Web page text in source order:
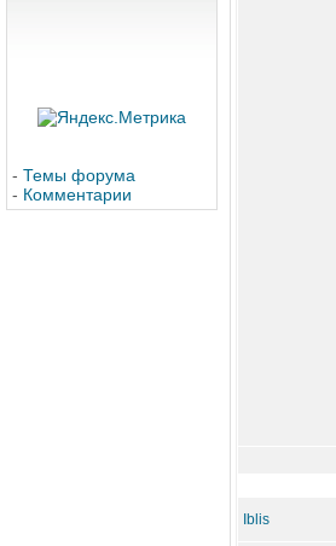
- Темы форума
- Комментарии
Iblis